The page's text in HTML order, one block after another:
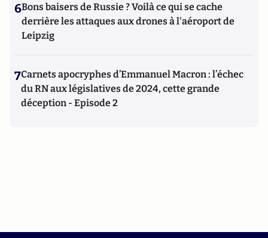
6Bons baisers de Russie ? Voilà ce qui se cache
derrière les attaques aux drones à l'aéroport de
Leipzig
7Carnets apocryphes d’Emmanuel Macron : l’échec
du RN aux législatives de 2024, cette grande
déception - Episode 2